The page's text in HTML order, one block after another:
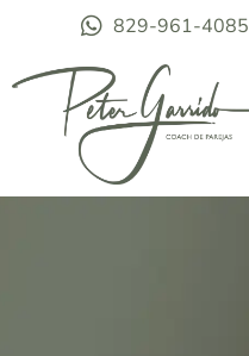
829-961-4085